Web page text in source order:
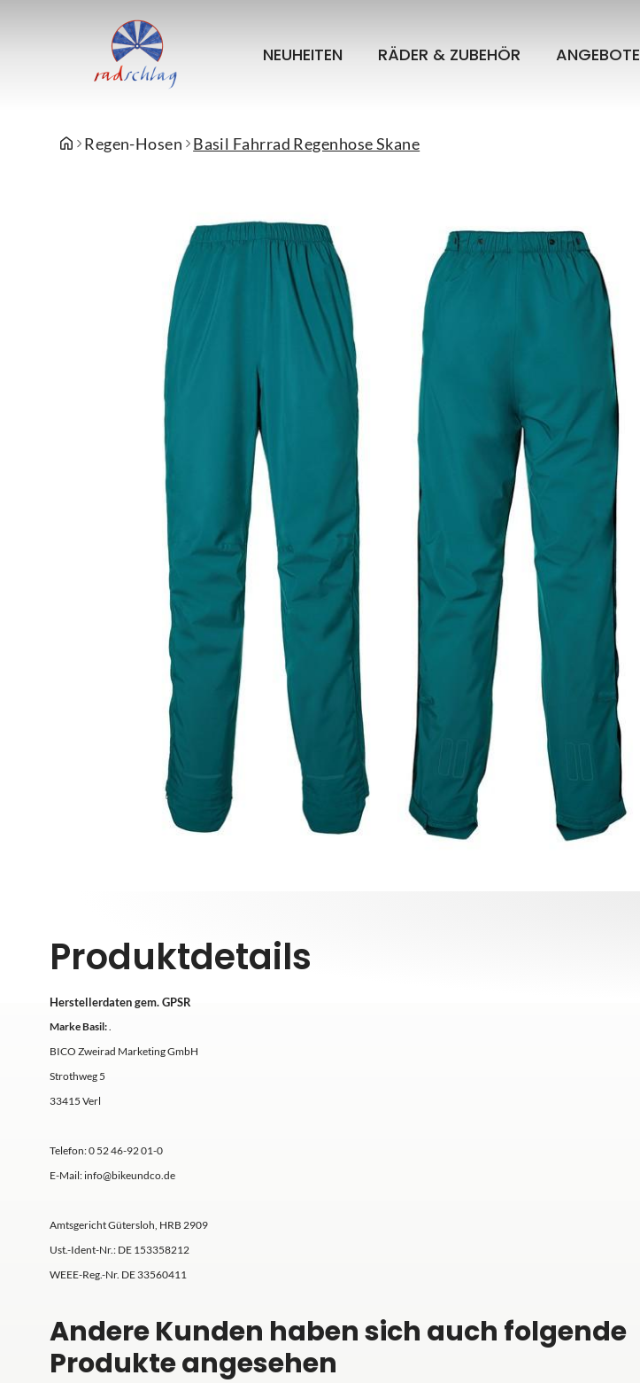
NEUHEITEN RÄDER & ZUBEHÖR ANGEBOTE
Regen-Hosen Basil Fahrrad Regenhose Skane
Produktdetails
Herstellerdaten gem. GPSR
Marke Basil:.
BICO Zweirad Marketing GmbH
Strothweg 5
33415 Verl
Telefon: 0 52 46-92 01-0
E-Mail: info@bikeundco.de
Amtsgericht Gütersloh, HRB 2909
Ust.-Ident-Nr.: DE 153358212
WEEE-Reg.-Nr. DE 33560411
Andere Kunden haben sich auch folgende
Produkte angesehen